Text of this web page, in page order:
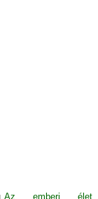
Az emberi élet